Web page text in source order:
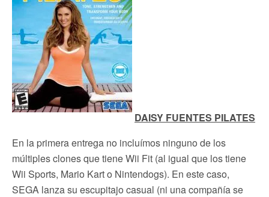
DAISY FUENTES PILATES
En la primera entrega no incluímos ninguno de los
múltiples clones que tiene Wii Fit (al igual que los tiene
Wii Sports, Mario Kart o Nintendogs). En este caso,
SEGA lanza su escupitajo casual (ni una compañía se